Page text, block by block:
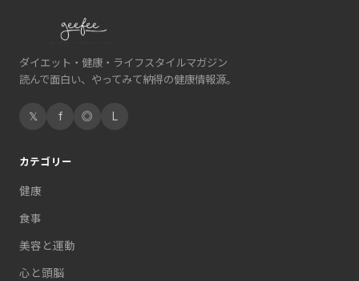
ダイエット・健康・ライフスタイルマガジン
読んで面白い、やってみて納得の健康情報源。
𝕏 f ◎ L
カテゴリー
健康
食事
美容と運動
心と頭脳